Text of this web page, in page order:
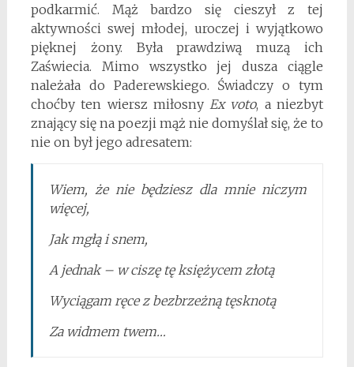
podkarmić. Mąż bardzo się cieszył z tej
aktywności swej młodej, uroczej i wyjątkowo
pięknej żony. Była prawdziwą muzą ich
Zaświecia. Mimo wszystko jej dusza ciągle
należała do Paderewskiego. Świadczy o tym
choćby ten wiersz miłosny Ex voto, a niezbyt
znający się na poezji mąż nie domyślał się, że to
nie on był jego adresatem:
Wiem, że nie będziesz dla mnie niczym
więcej,
Jak mgłą i snem,
A jednak – w ciszę tę księżycem złotą
Wyciągam ręce z bezbrzeżną tęsknotą
Za widmem twem…